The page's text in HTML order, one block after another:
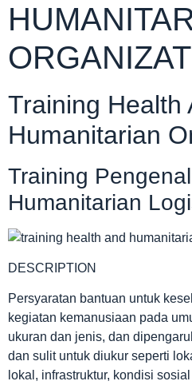
Training Health
Humanitarian
Training
Humanitarian
DESCRIPTION
Persyaratan bantuan untuk
kegiatan kemanusiaan pada
ukuran dan jenis, dan
dan sulit untuk diukur seperti
lokal, infrastruktur, kondisi sosial